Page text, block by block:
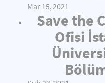
Mar 15, 2021
Save the
Ofisi